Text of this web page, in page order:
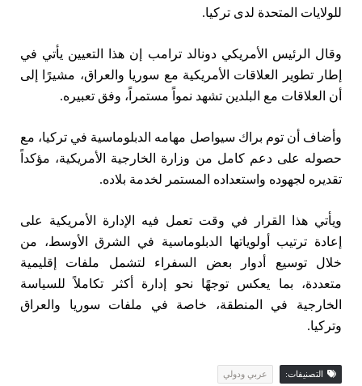
للولايات المتحدة لدى تركيا.
وقال الرئيس الأمريكي دونالد ترامب إن هذا التعيين يأتي في
إطار تطوير العلاقات الأمريكية مع سوريا والعراق، مشيرًا إلى
أن العلاقات مع البلدين تشهد نمواً مستمراً، وفق تعبيره.
وأضاف أن توم براك سيواصل مهامه الدبلوماسية في تركيا، مع
حصوله على دعم كامل من وزارة الخارجية الأمريكية، مؤكداً
تقديره لجهوده واستعداده المستمر لخدمة بلاده.
ويأتي هذا القرار في وقت تعمل فيه الإدارة الأمريكية على
إعادة ترتيب أولوياتها الدبلوماسية في الشرق الأوسط، من
خلال توسيع أدوار بعض السفراء لتشمل ملفات إقليمية
متعددة، بما يعكس توجهًا نحو إدارة أكثر تكاملاً للسياسة
الخارجية في المنطقة، خاصة في ملفات سوريا والعراق
وتركيا.
التصنيفات: عربي ودولي